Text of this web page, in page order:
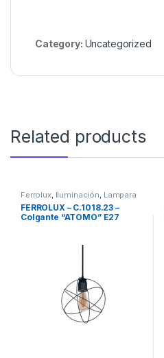
Category: Uncategorized
Related products
Ferrolux, Iluminación, Lampara
Colgante ,Marcas,
Uncategorized
FERROLUX – C.1018.23 –
Colgante “ATOMO” E27